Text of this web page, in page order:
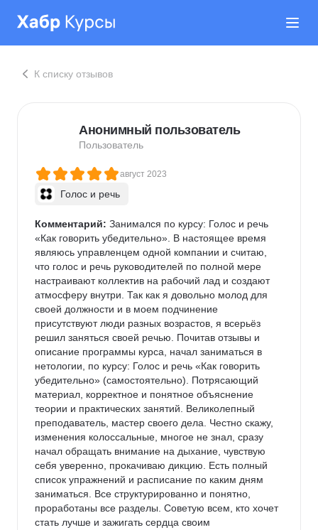
К списку отзывов
Анонимный пользователь
Пользователь
август 2023
Голос и речь
Комментарий: Занимался по курсу: Голос и речь
«Как говорить убедительно». В настоящее время
являюсь управленцем одной компании и считаю,
что голос и речь руководителей по полной мере
настраивают коллектив на рабочий лад и создают
атмосферу внутри. Так как я довольно молод для
своей должности и в моем подчинение
присутствуют люди разных возрастов, я всерьёз
решил заняться своей речью. Почитав отзывы и
описание программы курса, начал заниматься в
нетологии, по курсу: Голос и речь «Как говорить
убедительно» (самостоятельно). Потрясающий
материал, корректное и понятное объяснение
теории и практических занятий. Великолепный
преподаватель, мастер своего дела. Честно скажу,
изменения колоссальные, многое не знал, сразу
начал обращать внимание на дыхание, чувствую
себя уверенно, прокачиваю дикцию. Есть полный
список упражнений и расписание по каким дням
заниматься. Все структурированно и понятно,
проработаны все разделы. Советую всем, кто хочет
стать лучше и зажигать сердца своим